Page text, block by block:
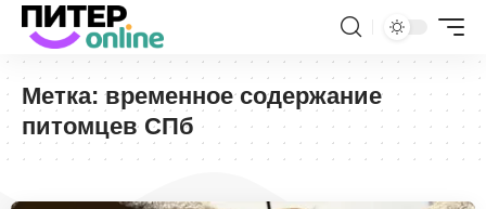
Метка:временное содержание
питомцев СПб